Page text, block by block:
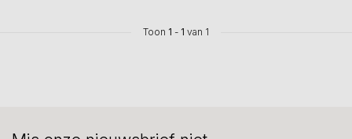
Toon 1 - 1 van 1